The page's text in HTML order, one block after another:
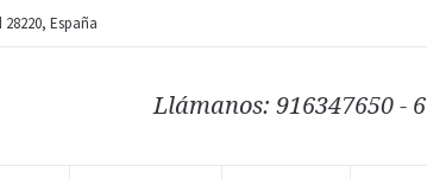
28220, España
Llámanos: 916347650 -